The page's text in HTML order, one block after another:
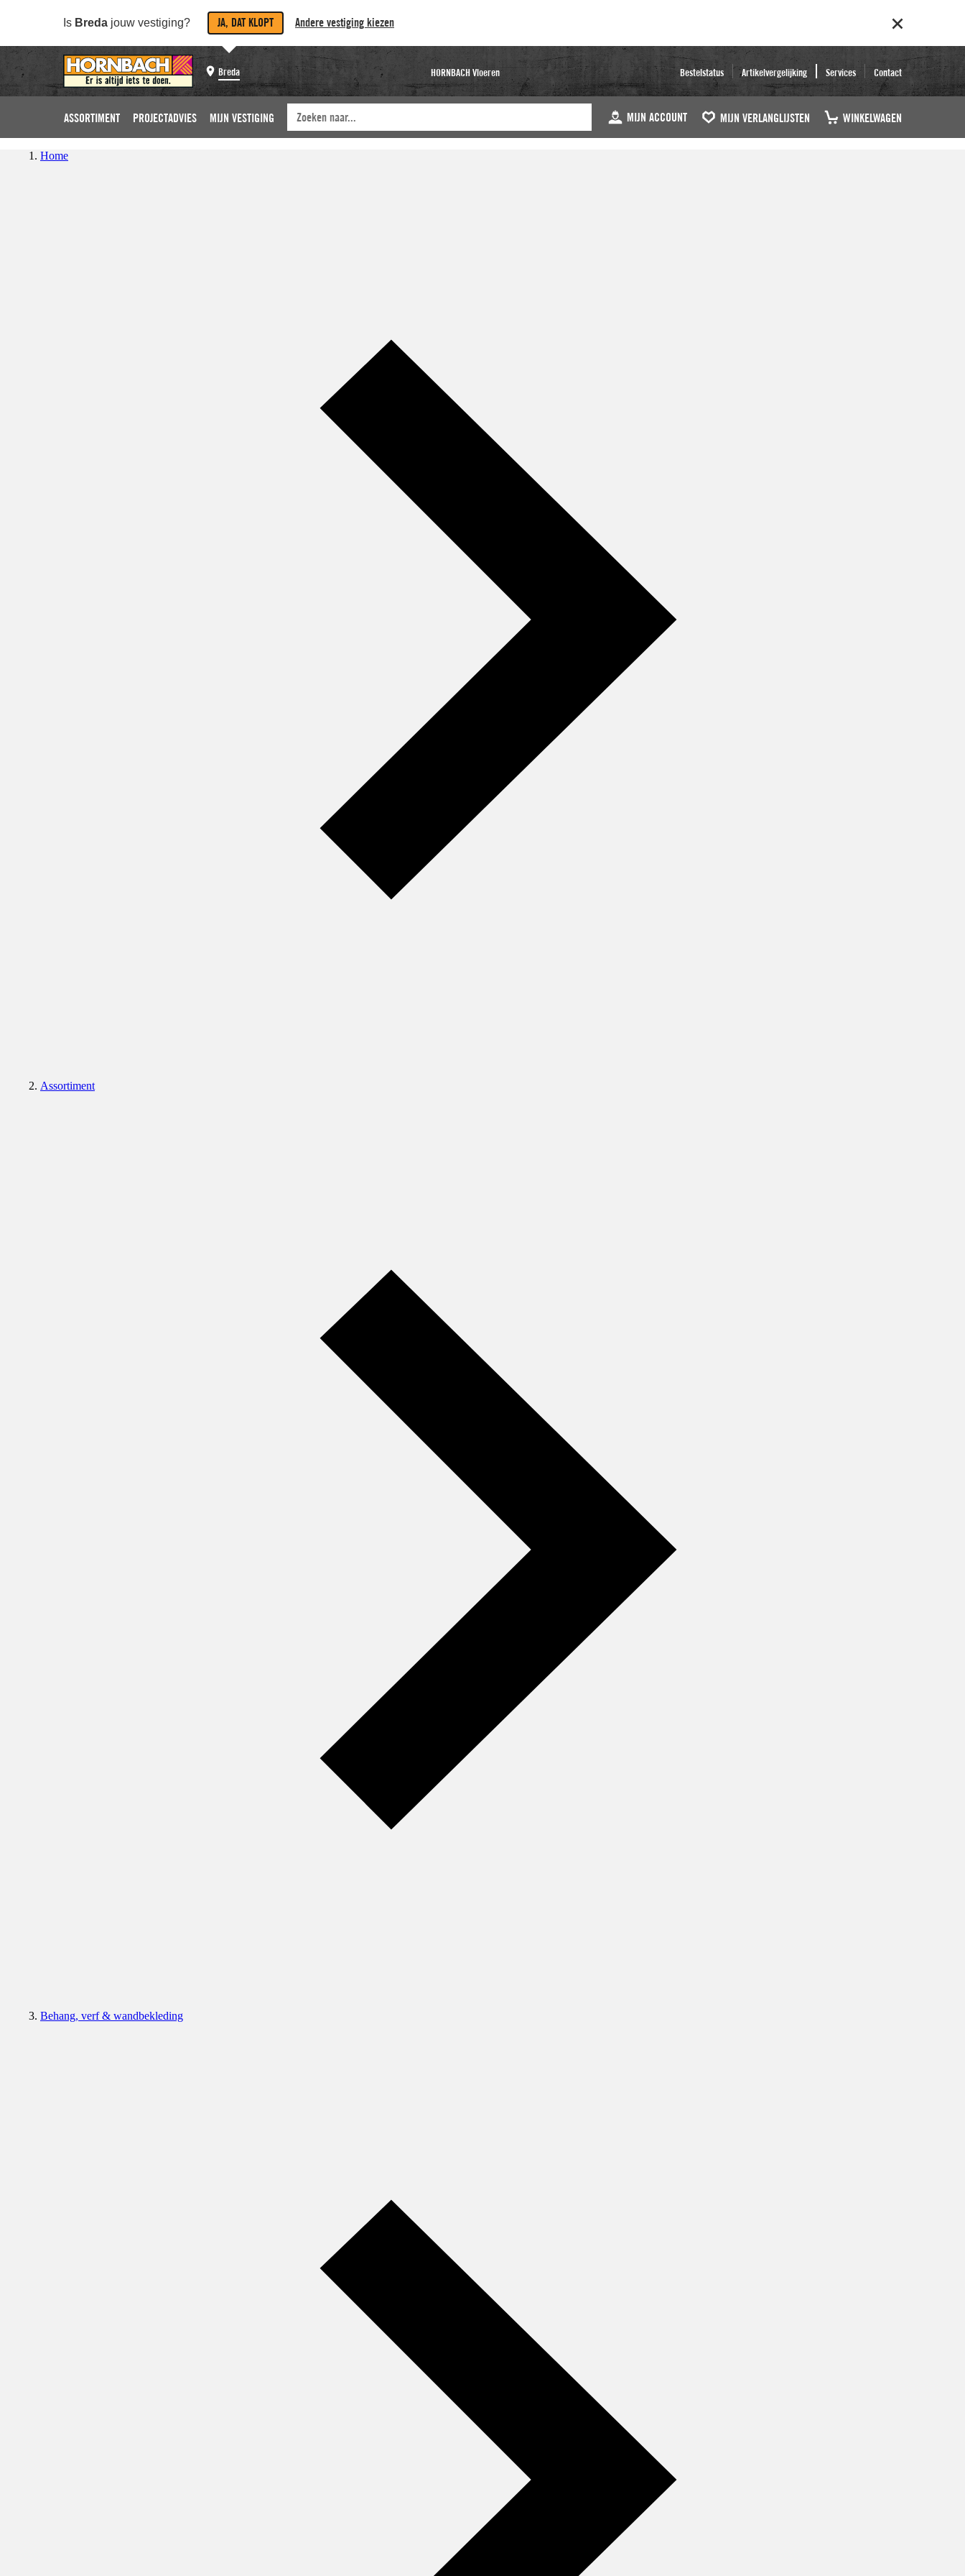
Is Breda jouw vestiging? JA, DAT KLOPT Andere vestiging kiezen
Breda HORNBACH Vloeren Bestelstatus Artikelvergelijking Services Contact
ASSORTIMENT PROJECTADVIES MIJN VESTIGING MIJN ACCOUNT MIJN VERLANGLIJSTEN WINKELWAGEN
Home
Assortiment
Behang, verf & wandbekleding